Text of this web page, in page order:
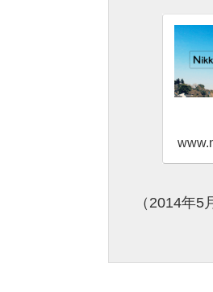
（2014年